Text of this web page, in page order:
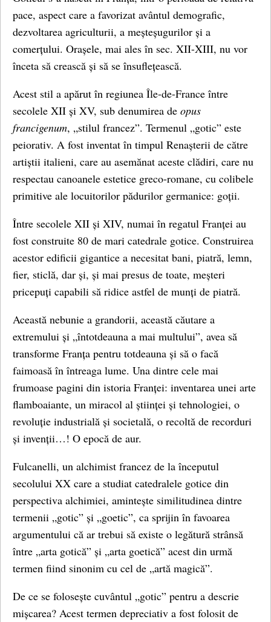
pace, aspect care a favorizat avântul demografic,
dezvoltarea agriculturii, a meșteșugurilor și a
comerțului. Orașele, mai ales în sec. XII-XIII, nu vor
înceta să crească și să se însuflețească.
Acest stil a apărut în regiunea Île-de-France între
secolele XII și XV, sub denumirea de opus
francigenum, „stilul francez”. Termenul „gotic” este
peiorativ. A fost inventat în timpul Renașterii de către
artiștii italieni, care au asemănat aceste clădiri, care nu
respectau canoanele estetice greco-romane, cu colibele
primitive ale locuitorilor pădurilor germanice: goții.
Între secolele XII și XIV, numai în regatul Franței au
fost construite 80 de mari catedrale gotice. Construirea
acestor edificii gigantice a necesitat bani, piatră, lemn,
fier, sticlă, dar și, și mai presus de toate, meșteri
pricepuți capabili să ridice astfel de munți de piatră.
Această nebunie a grandorii, această căutare a
extremului și „întotdeauna a mai multului”, avea să
transforme Franța pentru totdeauna și să o facă
faimoasă în întreaga lume. Una dintre cele mai
frumoase pagini din istoria Franței: inventarea unei arte
flamboaiante, un miracol al științei și tehnologiei, o
revoluție industrială și societală, o recoltă de recorduri
și invenții…! O epocă de aur.
Fulcanelli, un alchimist francez de la începutul
secolului XX care a studiat catedralele gotice din
perspectiva alchimiei, amintește similitudinea dintre
termenii „gotic” și „goetic”, ca sprijin în favoarea
argumentului că ar trebui să existe o legătură strânsă
între „arta gotică” și „arta goetică” acest din urmă
termen fiind sinonim cu cel de „artă magică”.
De ce se folosește cuvântul „gotic” pentru a descrie
mișcarea? Acest termen depreciativ a fost folosit de